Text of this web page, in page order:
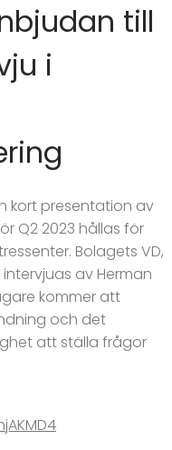
till
i
kort presentation av
Q2 2023 hållas för
Bolagets VD,
av Herman
kommer att
och det
att ställa frågor